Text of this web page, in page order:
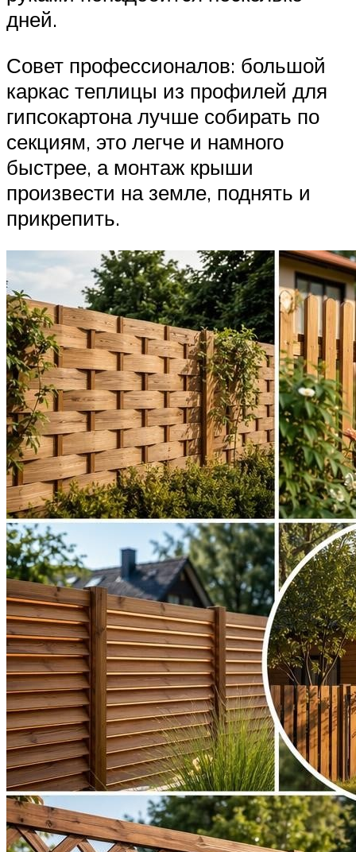
дней.
Совет профессионалов: большой
каркас теплицы из профилей для
гипсокартона лучше собирать по
секциям, это легче и намного
быстрее, а монтаж крыши
произвести на земле, поднять и
прикрепить.